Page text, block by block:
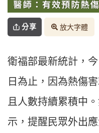
分享 放大字體
衛福部最新統計，
日為止，因為熱傷
且人數持續累積中
示，提醒民眾外出